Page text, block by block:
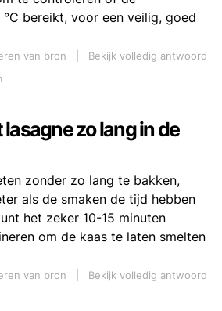
bereikt, voor een veilig, goed
van bron
Bekijk volledig antwoord
zo lang in de
zonder zo lang te bakken,
als de smaken de tijd hebben
het zeker 10-15 minuten
om de kaas te laten smelten
van bron
Bekijk volledig antwoord